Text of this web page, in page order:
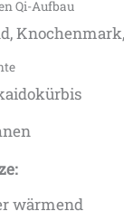
Qi-Aufbau
wärmend